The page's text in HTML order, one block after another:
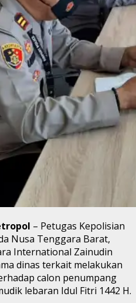
– Petugas Kepolisian
Nusa Tenggara Barat,
International Zainudin
dinas terkait melakukan
calon penumpang
lebaran Idul Fitri 1442 H.